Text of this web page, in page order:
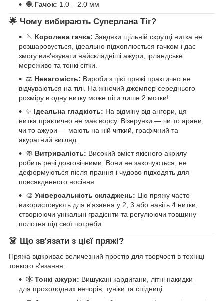
🧶 Гачок: 1.0 – 2.0 мм
🌟 Чому вибирають Суперлана Тіг?
🪡 Королева гачка: Завдяки щільній скрутці нитка не
розшаровується, ідеально підхоплюється гачком і дає
змогу вив'язувати найскладніші ажури, ірландське
мереживо та тонкі сітки.
⚖️ Невагомість: Вироби з цієї пряжі практично не
відчуваються на тілі. На жіночий джемпер середнього
розміру в одну нитку може піти лише 2 мотки!
✨ Ідеальна гладкість: На відміну від ангори, ця
нитка практично не має ворсу. Візерунки — чи то арани,
чи то ажури — мають на ній чіткий, графічний та
акуратний вигляд.
🧼 Витривалість: Високий вміст якісного акрилу
робить речі довговічними. Вони не закочуються, не
деформуються після прання і чудово підходять для
повсякденного носіння.
🎨 Універсальність складжень: Цю пряжу часто
використовують для в'язання у 2, 3 або навіть 4 нитки,
створюючи унікальні градієнти та регулюючи товщину
полотна під свої потреби.
👗 Що зв'язати з цієї пряжі?
Пряжа відкриває величезний простір для творчості в техніці
тонкого в'язання:
🕸️ Тонкі ажури: Вишукані кардигани, літні накидки
для прохолодних вечорів, туніки та спідниці.